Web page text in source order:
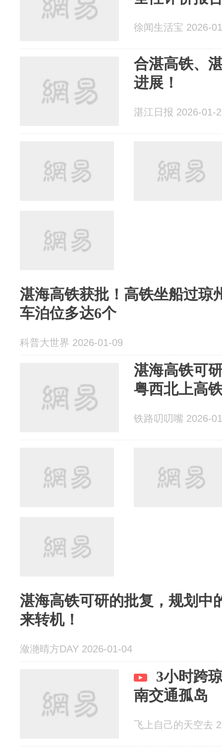
徐闻生活宝 2026-
合湛高铁、
进展！
湛江日报 2026-01-
湛海高铁获批！高铁坐船过琼
车泊位多达6个
科普大世界 2026-01-09
湛海高铁可
粤西北上高
铁路叨叨嘴 2026-
湛海高铁可研的批复，规划中
来转机！
潋滟晴方DAY 2026-01-04
3小时跨
南交通孤岛
飞上自己的天空去